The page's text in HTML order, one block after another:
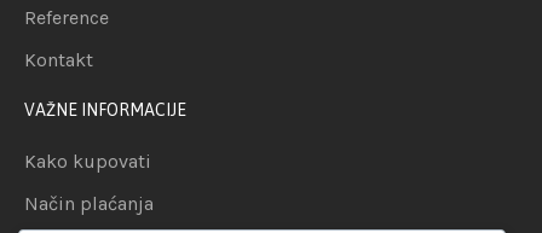
Reference
Kontakt
VAŽNE INFORMACIJE
Kako kupovati
Način plaćanja